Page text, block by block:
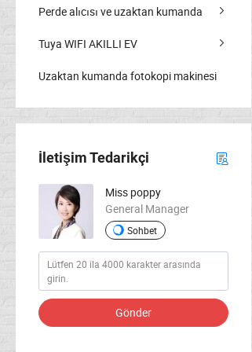
Perde alıcısı ve uzaktan kumanda
Tuya WIFI AKILLI EV
Uzaktan kumanda fotokopi makinesi
İletişim Tedarikçi
Miss poppy
General Manager
Sohbet
Gönder